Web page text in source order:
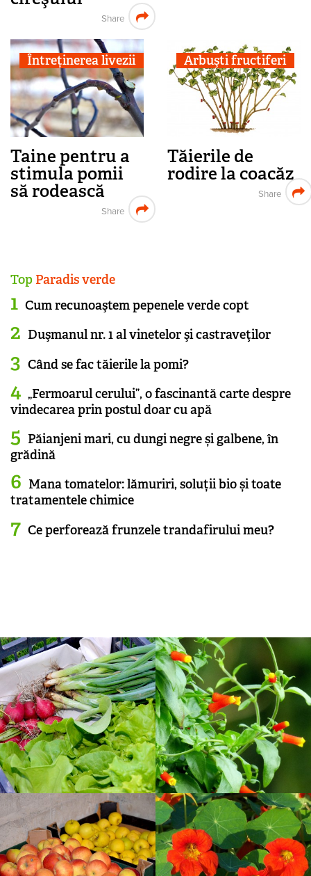
Share
Întreținerea livezii
Taine pentru a
stimula pomii
să rodească
Share
Arbuşti fructiferi
Tăierile de
rodire la coacăz
Share
Top Paradis verde
Cum recunoaştem pepenele verde copt
Duşmanul nr. 1 al vinetelor şi castraveţilor
Când se fac tăierile la pomi?
„Fermoarul cerului”, o fascinantă carte despre
vindecarea prin postul doar cu apă
Păianjeni mari, cu dungi negre și galbene, în
grădină
Mana tomatelor: lămuriri, soluții bio și toate
tratamentele chimice
Ce perforează frunzele trandafirului meu?